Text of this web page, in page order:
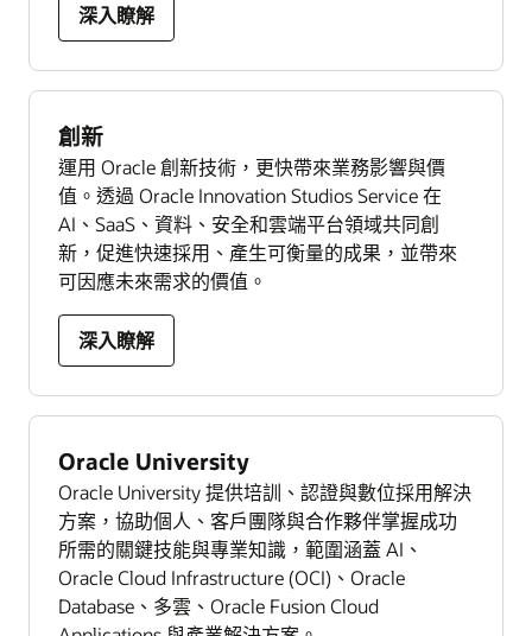
深入瞭解
創新
運用 Oracle 創新技術，更快帶來業務影響與價
值。透過 Oracle Innovation Studios Service 在
AI、SaaS、資料、安全和雲端平台領域共同創
新，促進快速採用、產生可衡量的成果，並帶來
可因應未來需求的價值。
深入瞭解
Oracle University
Oracle University 提供培訓、認證與數位採用解決
方案，協助個人、客戶團隊與合作夥伴掌握成功
所需的關鍵技能與專業知識，範圍涵蓋 AI、
Oracle Cloud Infrastructure (OCI)、Oracle
Database、多雲、Oracle Fusion Cloud